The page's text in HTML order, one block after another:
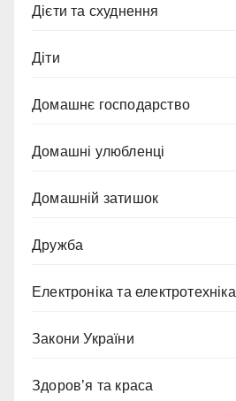
Дієти та схуднення
Діти
Домашнє господарство
Домашні улюбленці
Домашній затишок
Дружба
Електроніка та електротехніка
Закони України
Здоров’я та краса